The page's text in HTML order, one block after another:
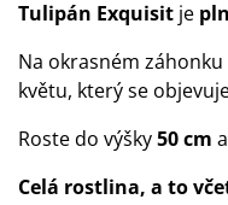
Tulipán Exquisit je
Na okrasném
květu, který se
Roste do výšky50 cm
Celá rostlina, a to